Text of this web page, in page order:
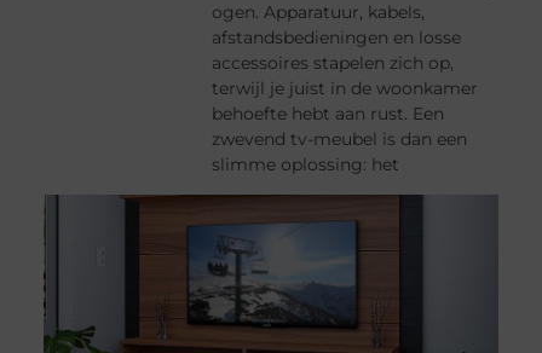
ogen. Apparatuur, kabels,
afstandsbedieningen en losse
accessoires stapelen zich op,
terwijl je juist in de woonkamer
behoefte hebt aan rust. Een
zwevend tv-meubel is dan een
slimme oplossing: het